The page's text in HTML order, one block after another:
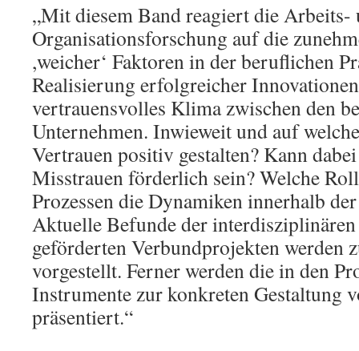
„Mit diesem Band reagiert die Arbeits-
Organisationsforschung auf die
,weicher‘ Faktoren in der beruflichen
Realisierung erfolgreicher
vertrauensvolles Klima zwischen den
Unternehmen. Inwieweit und auf
Vertrauen positiv gestalten? Kann
Misstrauen förderlich sein? Welche
Prozessen die Dynamiken innerhalb
Aktuelle Befunde der
geförderten Verbundprojekten werden
vorgestellt. Ferner werden die in den
Instrumente zur konkreten Gestaltung
präsentiert.“